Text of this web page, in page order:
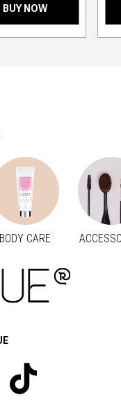
BUY NOW
BODY CARE